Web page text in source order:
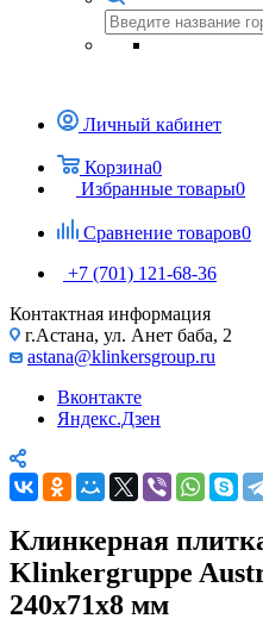
Личный кабинет
Корзина0
Избранные товары0
Сравнение товаров0
+7 (701) 121-68-36
Контактная информация
г.Астана, ул. Анет баба, 2
astana@klinkersgroup.ru
Вконтакте
Яндекс.Дзен
Клинкерная
Klinkergruppe
240х71х8 мм